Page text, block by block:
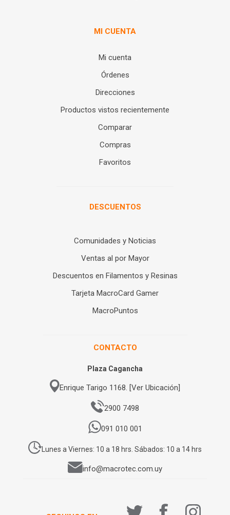
MI CUENTA
Mi cuenta
Órdenes
Direcciones
Productos vistos recientemente
Comparar
Compras
Favoritos
DESCUENTOS
Comunidades y Noticias
Ventas al por Mayor
Descuentos en Filamentos y Resinas
Tarjeta MacroCard Gamer
MacroPuntos
CONTACTO
Plaza Cagancha
Enrique Tarigo 1168. [Ver Ubicación]
2900 7498
091 010 001
Lunes a Viernes: 10 a 18 hrs. Sábados: 10 a 14 hrs
info@macrotec.com.uy